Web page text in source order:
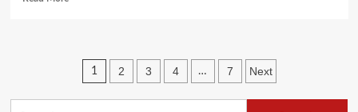
ครู
Posts
pagination
1 2 3 4 … 7 Next